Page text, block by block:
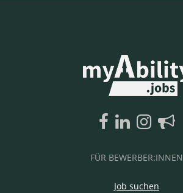
FÜR BEWERBER:INNEN
Job suchen